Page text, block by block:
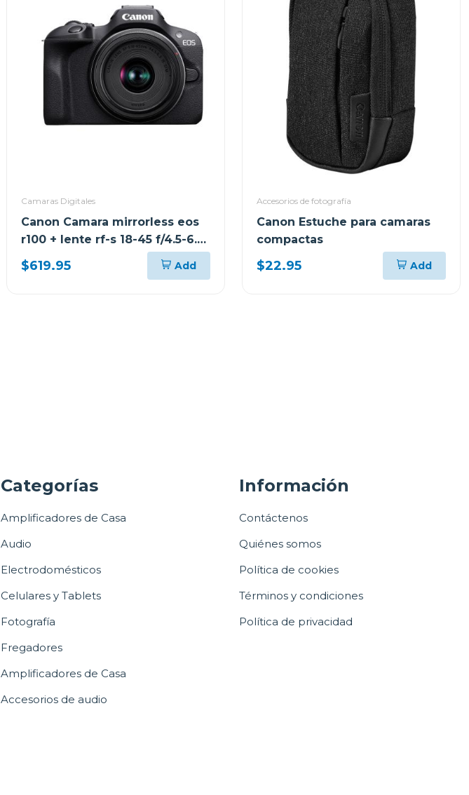
Camaras Digitales
Canon Camara mirrorless eos
r100 + lente rf-s 18-45 f/4.5-6.3
is stm kit
$619.95 Add
Accesorios de fotografía
Canon Estuche para camaras
compactas
$22.95 Add
Categorías
Amplificadores de Casa
Audio
Electrodomésticos
Celulares y Tablets
Fotografía
Fregadores
Amplificadores de Casa
Accesorios de audio
Información
Contáctenos
Quiénes somos
Política de cookies
Términos y condiciones
Política de privacidad